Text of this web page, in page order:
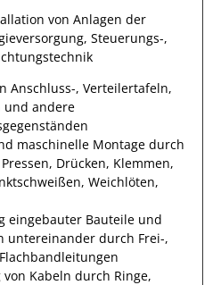
von Anlagen der
Steuerungs-,
Anschluss-, Verteilertafeln,
und andere
maschinelle Montage durch
Drücken, Klemmen,
Weichlöten,
eingebauter Bauteile und
untereinander durch Frei-,
von Kabeln durch Ringe,